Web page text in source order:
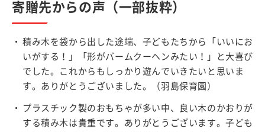
寄贈先からの声（一部抜粋）
積み木を袋から出した途端、子どもたちから「いいにお
いがする！」「形がバームクーヘンみたい！」と大喜び
でした。これからもしっかり遊んでいきたいと思いま
す。ありがとうございました。（羽島保育園）
プラスチック製のおもちゃが多い中、良い木のかおりが
する積み木は貴重です。ありがとうございます。子ども